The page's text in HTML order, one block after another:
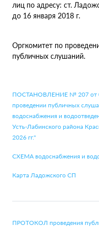
лиц по адресу: ст.
до 16 января 2018 г.
Оргкомитет по
публичных слушаний.
ПОСТАНОВЛЕНИЕ № 207 от
проведении публичных
водоснабжения и
Усть-Лабинского района
2026 гг."
СХЕМА водоснабжения и
Карта Ладожского СП
ПРОТОКОЛ проведения